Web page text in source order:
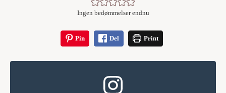
Ingen bedømmelser endnu
Pin Del Print